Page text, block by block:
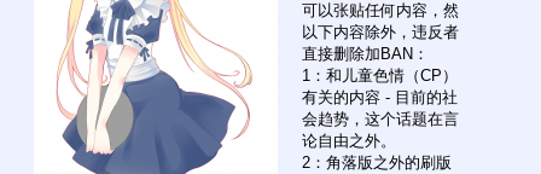
可以张贴任何内容，然
以下内容除外，违反者
直接删除加BAN：
1：和儿童色情（CP）
有关的内容 - 目前的社
会趋势，这个话题在言
论自由之外。
2：角落版之外的刷版